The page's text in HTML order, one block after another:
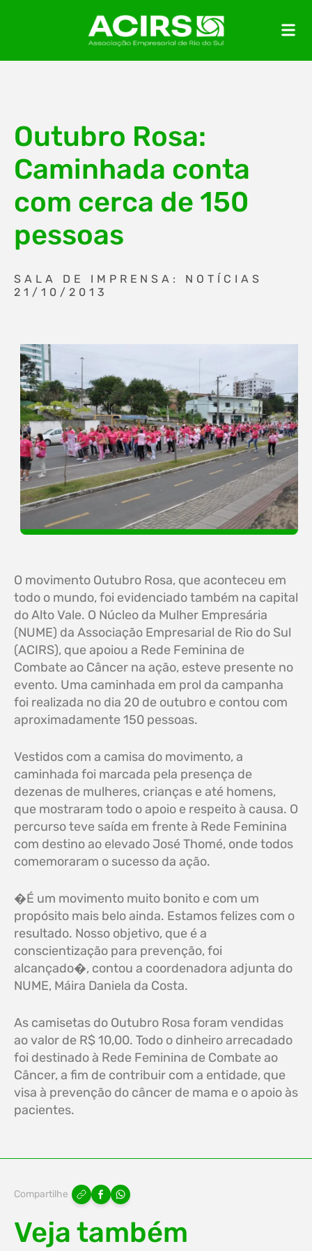
Outubro Rosa:
Caminhada conta
com cerca de 150
pessoas
SALA DE IMPRENSA: NOTÍCIAS
21/10/2013
O movimento Outubro Rosa, que aconteceu em
todo o mundo, foi evidenciado também na capital
do Alto Vale. O Núcleo da Mulher Empresária
(NUME) da Associação Empresarial de Rio do Sul
(ACIRS), que apoiou a Rede Feminina de
Combate ao Câncer na ação, esteve presente no
evento. Uma caminhada em prol da campanha
foi realizada no dia 20 de outubro e contou com
aproximadamente 150 pessoas.
Vestidos com a camisa do movimento, a
caminhada foi marcada pela presença de
dezenas de mulheres, crianças e até homens,
que mostraram todo o apoio e respeito à causa. O
percurso teve saída em frente à Rede Feminina
com destino ao elevado José Thomé, onde todos
comemoraram o sucesso da ação.
�É um movimento muito bonito e com um
propósito mais belo ainda. Estamos felizes com o
resultado. Nosso objetivo, que é a
conscientização para prevenção, foi
alcançado�, contou a coordenadora adjunta do
NUME, Máira Daniela da Costa.
As camisetas do Outubro Rosa foram vendidas
ao valor de R$ 10,00. Todo o dinheiro arrecadado
foi destinado à Rede Feminina de Combate ao
Câncer, a fim de contribuir com a entidade, que
visa à prevenção do câncer de mama e o apoio às
pacientes.
Compartilhe
Veja também